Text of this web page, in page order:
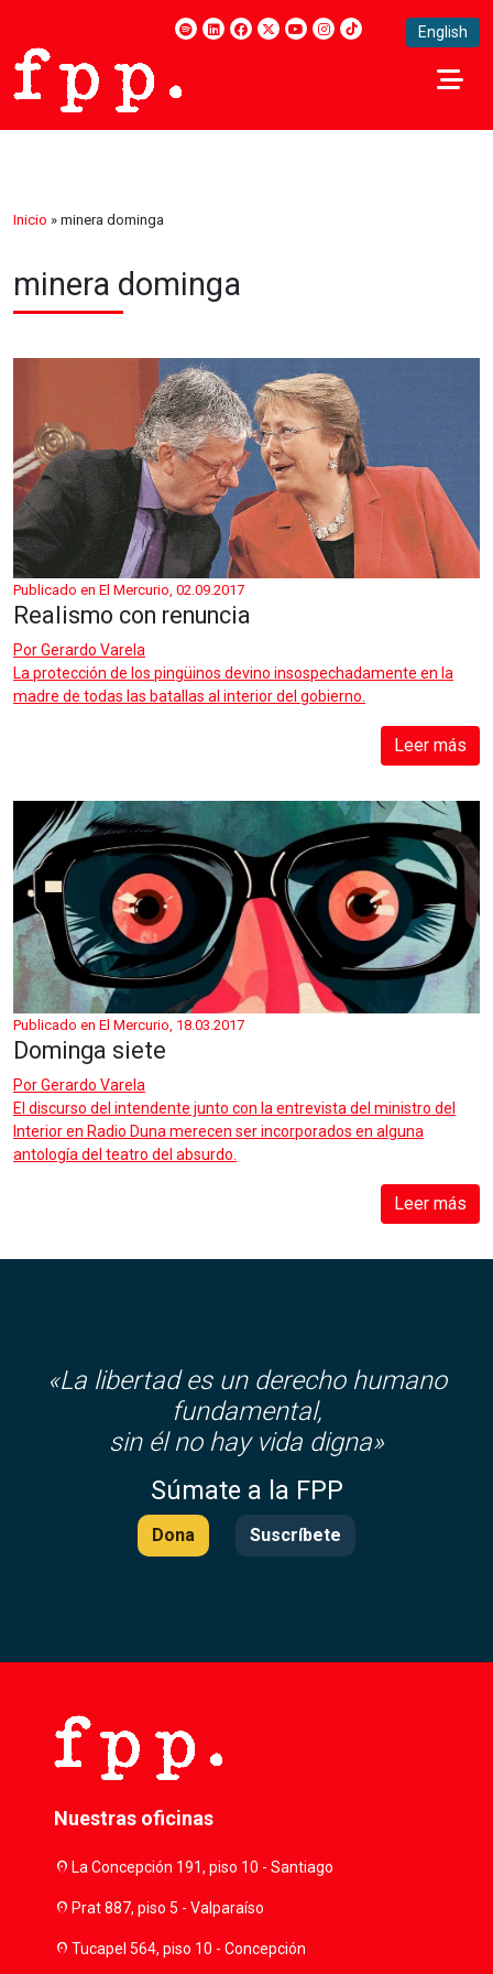
English
Inicio » minera dominga
minera dominga
Publicado en El Mercurio, 02.09.2017
Realismo con renuncia
PorGerardo Varela
La protección de los pingüinos devino insospechadamente en la
madre de todas las batallas al interior del gobierno.
Leer más
Publicado en El Mercurio, 18.03.2017
Dominga siete
PorGerardo Varela
El discurso del intendente junto con la entrevista del ministro del
Interior en Radio Duna merecen ser incorporados en alguna
antología del teatro del absurdo.
Leer más
«La libertad es un derecho humano
fundamental,
sin él no hay vida digna»
Súmate a la FPP
Dona Suscríbete
Nuestras oficinas
location_onLa Concepción 191, piso 10 - Santiago
location_onPrat 887, piso 5 - Valparaíso
location_onTucapel 564, piso 10 - Concepción